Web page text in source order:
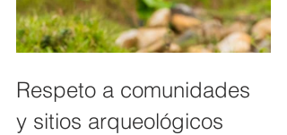
Respeto a comunidades
y sitios arqueológicos